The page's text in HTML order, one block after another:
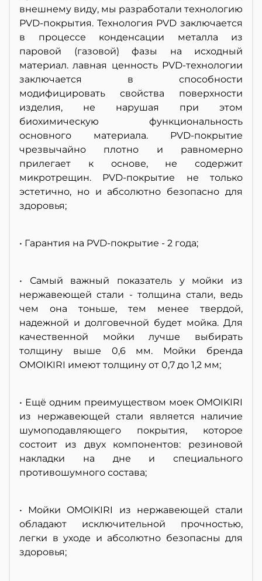
внешнему виду, мы разработали технологию
PVD-покрытия. Технология PVD заключается
в процессе конденсации металла из
паровой (газовой) фазы на исходный
материал. лавная ценность PVD-технологии
заключается в способности
модифицировать свойства поверхности
изделия, не нарушая при этом
биохимическую функциональность
основного материала. PVD-покрытие
чрезвычайно плотно и равномерно
прилегает к основе, не содержит
микротрещин. PVD-покрытие не только
эстетично, но и абсолютно безопасно для
здоровья;
• Гарантия на PVD-покрытие - 2 года;
• Самый важный показатель у мойки из
нержавеющей стали - толщина стали, ведь
чем она тоньше, тем менее твердой,
надежной и долговечной будет мойка. Для
качественной мойки лучше выбирать
толщину выше 0,6 мм. Мойки бренда
OMOIKIRI имеют толщину от 0,7 до 1,2 мм;
• Ещё одним преимуществом моек OMOIKIRI
из нержавеющей стали является наличие
шумоподавляющего покрытия, которое
состоит из двух компонентов: резиновой
накладки на дне и специального
противошумного состава;
• Мойки OMOIKIRI из нержавеющей стали
обладают исключительной прочностью,
легки в уходе и абсолютно безопасны для
здоровья;